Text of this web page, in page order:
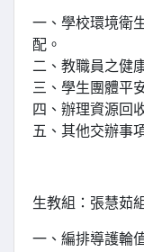
一、學校環境衛
配。
二、教職員之健
三、學生團體平
四、辦理資源回
五、其他交辦事
生教組：張慧茹
一、編排導護輪